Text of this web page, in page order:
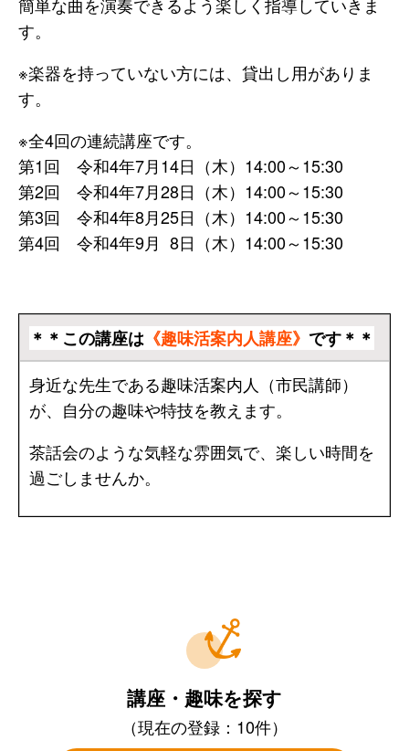
す。
※楽器を持っていない方には、貸出し用がありま
す。
※全4回の連続講座です。
第1回 令和4年7月14日（木）14:00～15:30
第2回 令和4年7月28日（木）14:00～15:30
第3回 令和4年8月25日（木）14:00～15:30
第4回 令和4年9月 8日（木）14:00～15:30
＊＊この講座は 《趣味活案内人講座》 です＊＊
身近な先生である趣味活案内人（市民講師）
が、自分の趣味や特技を教えます。
茶話会のような気軽な雰囲気で、楽しい時間を
過ごしませんか。
講座・趣味を探す
（現在の登録：10件）